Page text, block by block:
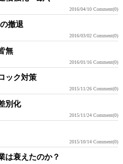
2016/04/10 Comment(0)
撤退
2016/03/02 Comment(0)
無
2016/01/16 Comment(0)
ック対策
2015/11/26 Comment(0)
別化
2015/11/24 Comment(0)
2015/10/14 Comment(0)
は衰えたのか？